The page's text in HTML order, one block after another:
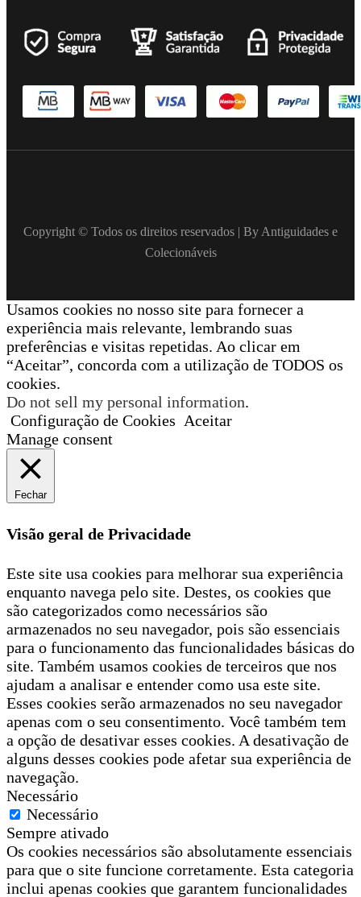
Copyright © Todos os direitos reservados | By Antiguidades e
Colecionáveis
Usamos cookies no nosso site para fornecer a
experiência mais relevante, lembrando suas
preferências e visitas repetidas. Ao clicar em
“Aceitar”, concorda com a utilização de TODOS os
cookies.
Do not sell my personal information.
Configuração de Cookies Aceitar
Manage consent
Fechar
Visão geral de Privacidade
Este site usa cookies para melhorar sua experiência
enquanto navega pelo site. Destes, os cookies que
são categorizados como necessários são
armazenados no seu navegador, pois são essenciais
para o funcionamento das funcionalidades básicas do
site. Também usamos cookies de terceiros que nos
ajudam a analisar e entender como usa este site.
Esses cookies serão armazenados no seu navegador
apenas com o seu consentimento. Você também tem
a opção de desativar esses cookies. A desativação de
alguns desses cookies pode afetar sua experiência de
navegação.
Necessário
Necessário
Sempre ativado
Os cookies necessários são absolutamente essenciais
para que o site funcione corretamente. Esta categoria
inclui apenas cookies que garantem funcionalidades